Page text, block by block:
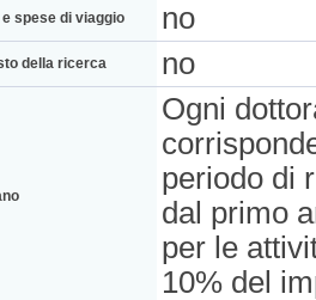
spese di viaggio no
della ricerca no
Ogni
periodo di
dal primo
per le
10% del